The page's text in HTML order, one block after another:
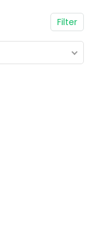
Filter